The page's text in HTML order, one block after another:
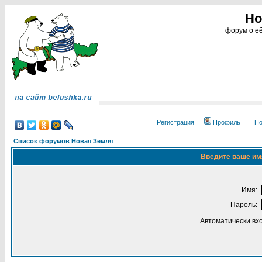
форум о
Регистрация Профиль
Список форумов Новая Земля
Введите ваше
Имя:
Пароль:
Автоматически